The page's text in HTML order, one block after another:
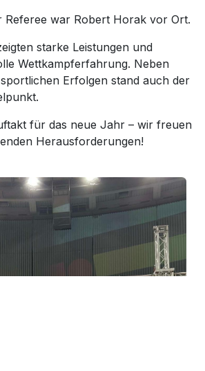
Referee war Robert Horak vor Ort.
starke Leistungen und
Wettkampferfahrung. Neben
Erfolgen stand auch der
für das neue Jahr – wir freuen
Herausforderungen!